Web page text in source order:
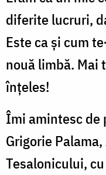
diferite lucruri,
Este ca şi cum
nouă limbă. Mai
înţeles!
Îmi amintesc de
Grigorie
Tesalonicului,